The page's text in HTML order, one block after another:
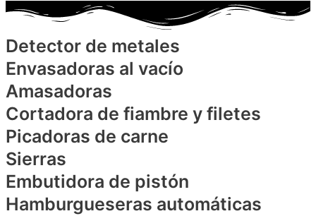
Detector de metales
Envasadoras al vacío
Amasadoras
Cortadora de fiambre y filetes
Picadoras de carne
Sierras
Embutidora de pistón
Hamburgueseras automáticas